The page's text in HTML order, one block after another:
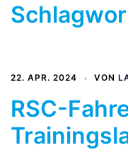
22. APR. 2024 VON
RSC-